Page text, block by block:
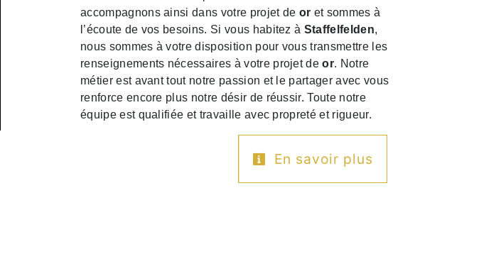
accompagnons ainsi dans votre projet de or et sommes à
l’écoute de vos besoins. Si vous habitez à Staffelfelden,
nous sommes à votre disposition pour vous transmettre les
renseignements nécessaires à votre projet deor. Notre
métier est avant tout notre passion et le partager avec vous
renforce encore plus notre désir de réussir. Toute notre
équipe est qualifiée et travaille avec propreté et rigueur.
En savoir plus